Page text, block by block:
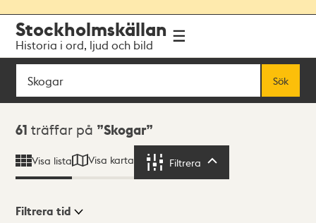
navigationen
huvudinnehållet
Stockholmskällan
Historia i ord, ljud och bild
Sök
Sök
Sökresultat
61 träffar på Skogar
Visa lista Visa karta Filtrera
Filtrera tid